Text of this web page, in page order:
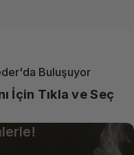
Buluşuyor
İçin Tıkla ve Seç